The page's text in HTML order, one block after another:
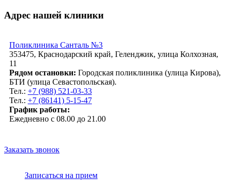
Адрес нашей клиники
Поликлиника Санталь №3
353475, Краснодарский край, Геленджик, улица Колхозная,
11
Рядом остановки: Городская поликлиника (улица Кирова),
БТИ (улица Севастопольская).
Тел.: +7 (988) 521-03-33
Тел.: +7 (86141) 5-15-47
График работы:
Ежедневно с 08.00 до 21.00
Заказать звонок
Записаться на прием